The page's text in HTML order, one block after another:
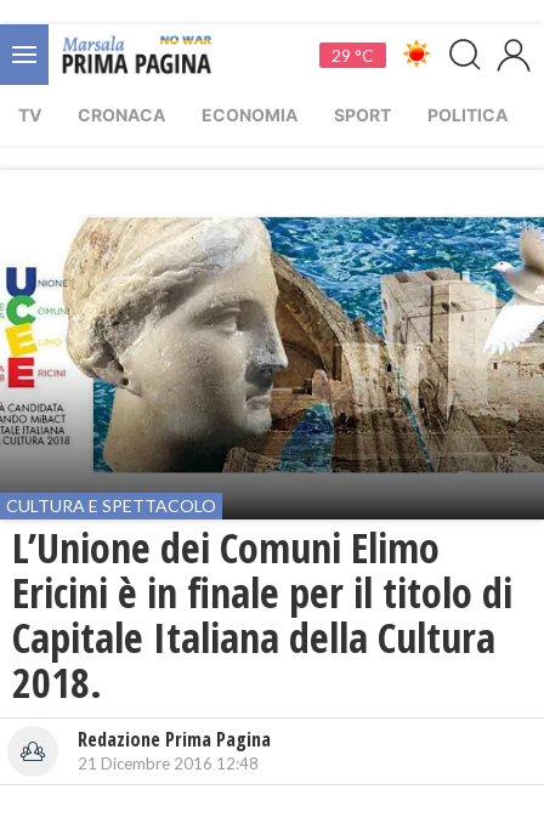
29 °C
TV CRONACA ECONOMIA SPORT POLITICA
CULTURA E SPETTACOLO
L’Unione dei Comuni Elimo
Ericini è in finale per il titolo di
Capitale Italiana della Cultura
2018.
Redazione Prima Pagina
21 Dicembre 2016 12:48